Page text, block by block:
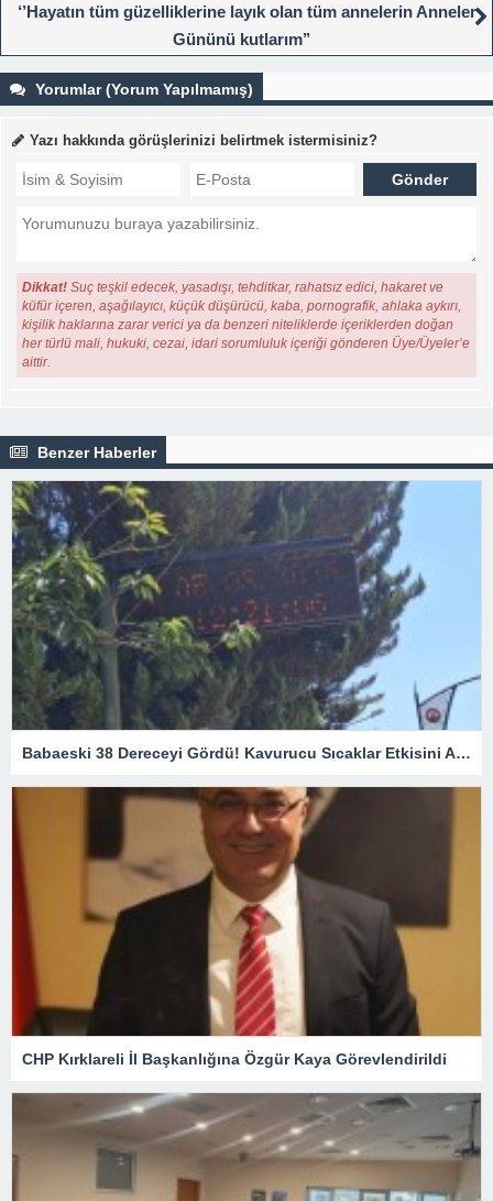
‘’Hayatın tüm güzelliklerine layık olan tüm annelerin Anneler
Gününü kutlarım’’
Yorumlar (Yorum Yapılmamış)
Yazı hakkında görüşlerinizi belirtmek istermisiniz?
Dikkat! Suç teşkil edecek, yasadışı, tehditkar, rahatsız edici, hakaret ve
küfür içeren, aşağılayıcı, küçük düşürücü, kaba, pornografik, ahlaka aykırı,
kişilik haklarına zarar verici ya da benzeri niteliklerde içeriklerden doğan
her türlü mali, hukuki, cezai, idari sorumluluk içeriği gönderen Üye/Üyeler’e
aittir.
Benzer Haberler
Babaeski 38 Dereceyi Gördü! Kavurucu Sıcaklar Etkisini Artırıyor
CHP Kırklareli İl Başkanlığına Özgür Kaya Görevlendirildi